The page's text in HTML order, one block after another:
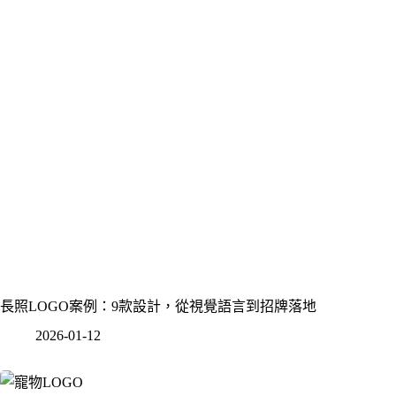
長照LOGO案例：9款設計，從視覺語言到招牌落地
2026-01-12